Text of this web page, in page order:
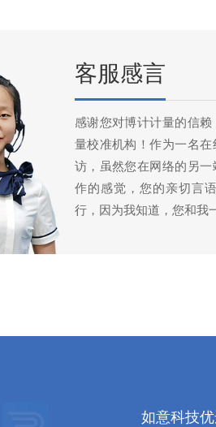
客服感言
感谢您对博计计量的信
量校准机构！作为一名
访，虽然您在网络的另
作的感觉，您的亲切言
行，因为我知道，您和我
如意科技